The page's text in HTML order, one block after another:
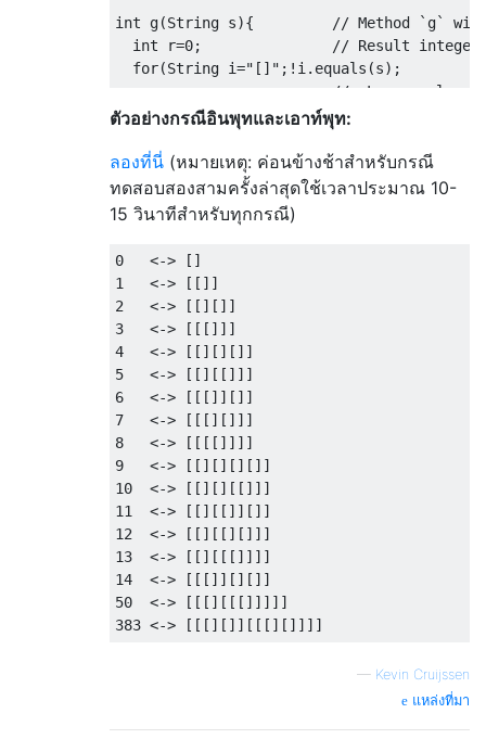
int g(String s){
// Method `g`
int r=0;
// Result integer
for(String i="[]" ;! i . equals (s);
//  Loop as long
      i
=f(++r));
//   After each
}
// End of method
ตัวอย่างกรณีอินพุทและเอาท์พุท:
ลองที่นี่ (หมายเหตุ: ค่อนข้างช้าสำหรับกรณี
ทดสอบสองสามครั้งล่าสุดใช้เวลาประมาณ 10-
15 วินาทีสำหรับทุกกรณี)
0 <->
[]
1
<->
[[]]
2
<->
[[][]]
3
<->
[[[]]]
4
<->
[[][][]]
5
<->
[[][[]]]
6
<->
[[[]][]]
7
<->
[[[][]]]
8
<->
[[[[]]]]
9
<->
[[][][][]]
10
<->
[[][][[]]]
11
<->
[[][[]][]]
12
<->
[[][[][]]]
13
<->
[[][[[]]]]
14
<->
[[[]][][]]
50
<->
[[[][[[]]]]]
383 <-> [[[][]][[[][]]]]
— Kevin Cruijssen
แหล่งที่มา